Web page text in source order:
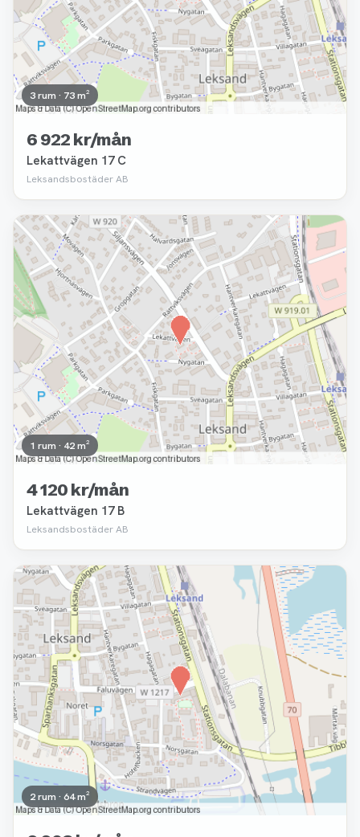
3 rum · 73 m²
6 922 kr/mån
Lekattvägen 17 C
Leksandsbostäder AB
Borttagen
1 rum · 42 m²
4 120 kr/mån
Lekattvägen 17 B
Leksandsbostäder AB
Borttagen
2 rum · 64 m²